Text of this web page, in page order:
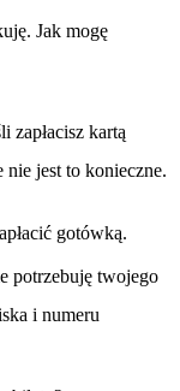
Jak mogę
zapłacisz kartą
nie jest to konieczne.
gotówką.
potrzebuję twojego
i numeru